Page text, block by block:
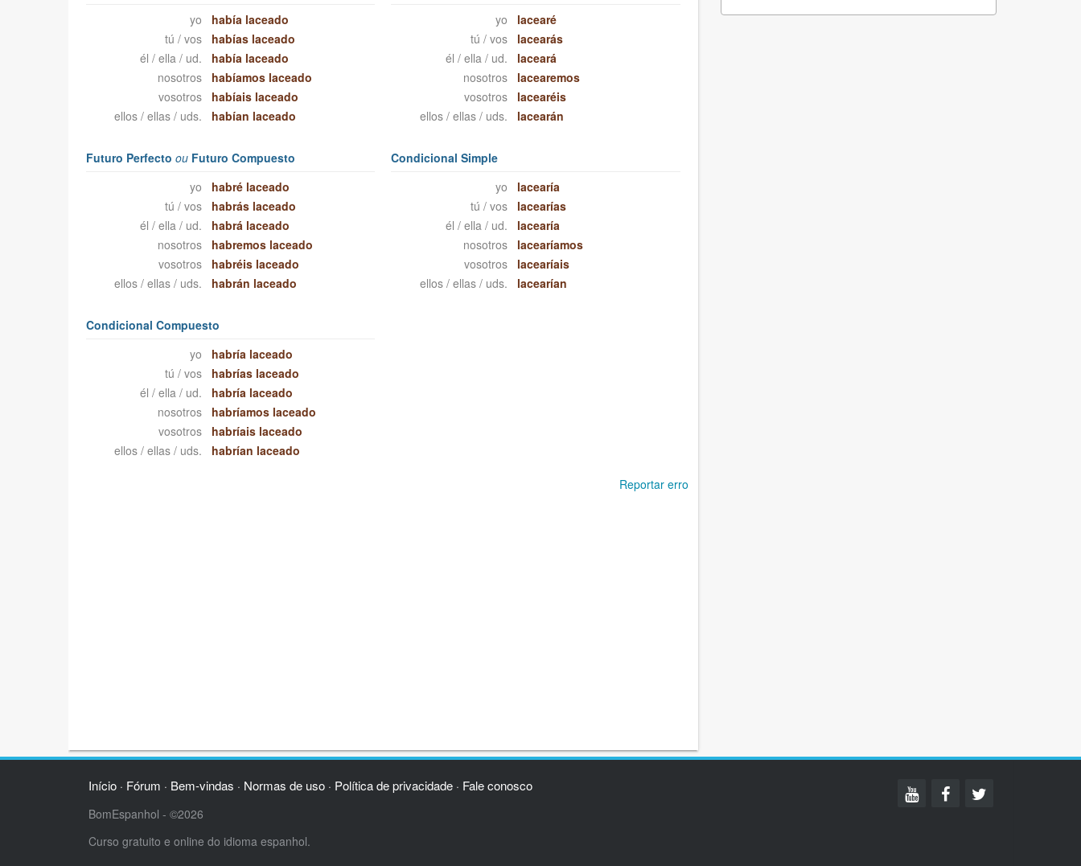
yo
había laceado
tú / vos
habías laceado
él / ella / ud.
había laceado
nosotros
habíamos laceado
vosotros
habíais laceado
ellos / ellas / uds.
habían laceado
yo
lacearé
tú / vos
lacearás
él / ella / ud.
laceará
nosotros
lacearemos
vosotros
lacearéis
ellos / ellas / uds.
lacearán
Futuro Perfecto ouFuturo Compuesto
yo
habré laceado
tú / vos
habrás laceado
él / ella / ud.
habrá laceado
nosotros
habremos laceado
vosotros
habréis laceado
ellos / ellas / uds.
habrán laceado
Condicional Simple
yo
lacearía
tú / vos
lacearías
él / ella / ud.
lacearía
nosotros
lacearíamos
vosotros
lacearíais
ellos / ellas / uds.
lacearían
Condicional Compuesto
yo
habría laceado
tú / vos
habrías laceado
él / ella / ud.
habría laceado
nosotros
habríamos laceado
vosotros
habríais laceado
ellos / ellas / uds.
habrían laceado
Reportar erro
Início· Fórum · Bem-vindas · Normas de uso· Política de privacidade· Fale conosco
BomEspanhol - ©2026
Curso gratuito e online do idioma espanhol.